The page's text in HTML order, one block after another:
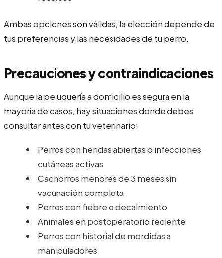
Ambas opciones son válidas; la elección depende de
tus preferencias y las necesidades de tu perro.
Precauciones y contraindicaciones
Aunque la peluquería a domicilio es segura en la
mayoría de casos, hay situaciones donde debes
consultar antes con tu veterinario:
Perros con heridas abiertas o infecciones
cutáneas activas
Cachorros menores de 3 meses sin
vacunación completa
Perros con fiebre o decaimiento
Animales en postoperatorio reciente
Perros con historial de mordidas a
manipuladores